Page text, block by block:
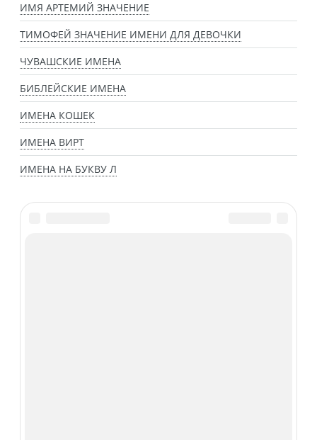
ИМЯ АРТЕМИЙ ЗНАЧЕНИЕ
ТИМОФЕЙ ЗНАЧЕНИЕ ИМЕНИ ДЛЯ ДЕВОЧКИ
ЧУВАШСКИЕ ИМЕНА
БИБЛЕЙСКИЕ ИМЕНА
ИМЕНА КОШЕК
ИМЕНА ВИРТ
ИМЕНА НА БУКВУ Л